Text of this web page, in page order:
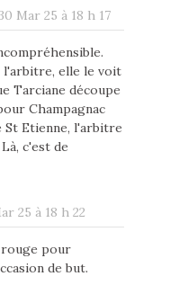
Mar 25 à 18 h 17
l'arbitre, elle le voit
Tarciane découpe
Champagnac
St Etienne, l'arbitre
c'est de
25 à 18 h 22
pour
de but.